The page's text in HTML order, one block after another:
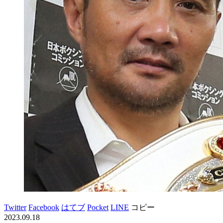
Twitter Facebook はてブ Pocket LINE コピー
2023.09.18